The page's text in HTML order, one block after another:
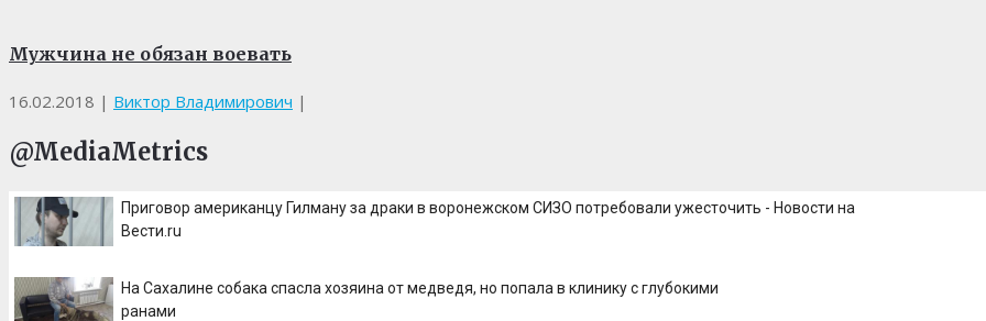
Мужчина не обязан воевать
16.02.2018 | Виктор Владимирович |
@MediaMetrics
Приговор американцу Гилману за драки в воронежском СИЗО потребовали ужесточить - Новости на
Вести.ru
На Сахалине собака спасла хозяина от медведя, но попала в клинику с глубокими
ранами